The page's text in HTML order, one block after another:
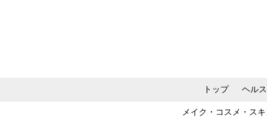
トップ ヘル
メイク・コスメ・ス